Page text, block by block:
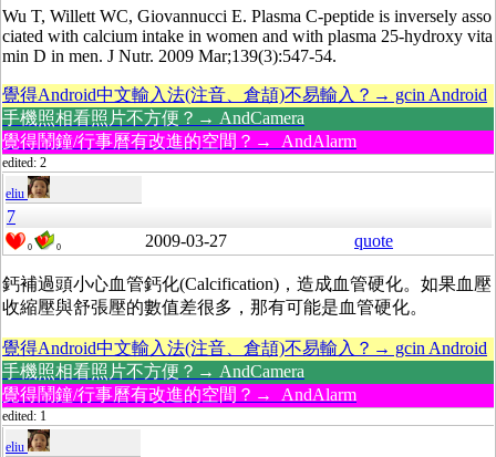
Wu T, Willett WC, Giovannucci E. Plasma C-peptide is inversely asso
ciated with calcium intake in women and with plasma 25-hydroxy vita
min D in men. J Nutr. 2009 Mar;139(3):547-54.
覺得Android中文輸入法(注音、倉頡)不易輸入？→ gcin Android
手機照相看照片不方便？→ AndCamera
覺得鬧鐘/行事曆有改進的空間？→ AndAlarm
edited: 2
eliu
7
0 0 2009-03-27 quote
鈣補過頭小心血管鈣化(Calcification)，造成血管硬化。如果血壓
收縮壓與舒張壓的數值差很多，那有可能是血管硬化。
覺得Android中文輸入法(注音、倉頡)不易輸入？→ gcin Android
手機照相看照片不方便？→ AndCamera
覺得鬧鐘/行事曆有改進的空間？→ AndAlarm
edited: 1
eliu